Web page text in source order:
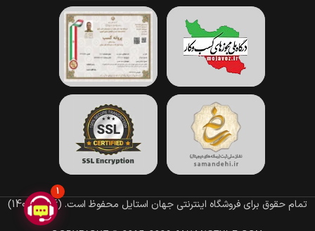
تمام حقوق برای فروشگاه اینترنتی جهان استایل محفوظ است. (1396–1405)
1